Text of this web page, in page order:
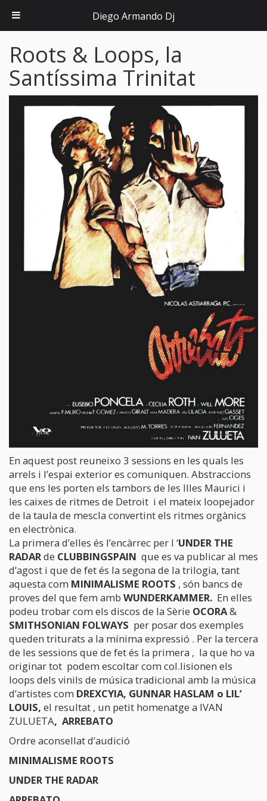
Roots & Loops, la
Santíssima Trinitat
En aquest post reuneixo 3 sessions en les quals les
arrels i l’espai exterior es comuniquen. Abstraccions
que ens les porten els tambors de les Illes Maurici i
les caixes de ritmes de Detroit i el mateix loopejador
de la taula de mescla convertint els ritmes orgànics
en electrònica.
La primera d’elles és l’encàrrec per l ‘UNDER THE
RADARde CLUBBINGSPAIN que es va publicar al mes
d’agost i que de fet és la segona de la trilogia, tant
aquesta com MINIMALISME ROOTS , són bancs de
proves del que fem amb WUNDERKAMMER. En elles
podeu trobar com els discos de la Sèrie OCORA&
SMITHSONIAN FOLWAYS per posar dos exemples
queden triturats a la mínima expressió . Per la tercera
de les sessions que de fet és la primera , la que ho va
originar tot podem escoltar com col.lisionen els
loops dels vinils de música tradicional amb la música
d’artistes com DREXCYIA, GUNNAR HASLAM o LIL’
LOUIS, el resultat , un petit homenatge a IVAN
ZULUETA, ARREBATO
Ordre aconsellat d’audició
MINIMALISME ROOTS
UNDER THE RADAR
Diego Armando Dj